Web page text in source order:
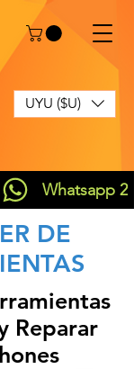
UYU ($U)
Whatsapp 2
DE
Reparar